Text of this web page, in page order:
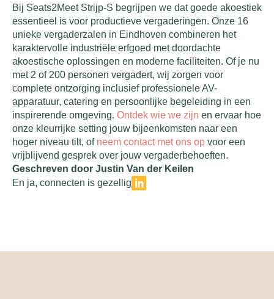
Bij Seats2Meet Strijp-S begrijpen we dat goede akoestiek
essentieel is voor productieve vergaderingen. Onze 16
unieke vergaderzalen in Eindhoven combineren het
karaktervolle industriële erfgoed met doordachte
akoestische oplossingen en moderne faciliteiten. Of je nu
met 2 of 200 personen vergadert, wij zorgen voor
complete ontzorging inclusief professionele AV-
apparatuur, catering en persoonlijke begeleiding in een
inspirerende omgeving. Ontdek wie we zijn en ervaar hoe
onze kleurrijke setting jouw bijeenkomsten naar een
hoger niveau tilt, of neem contact met ons op voor een
vrijblijvend gesprek over jouw vergaderbehoeften.
Geschreven door Justin Van der Keilen
En ja, connecten is gezellig